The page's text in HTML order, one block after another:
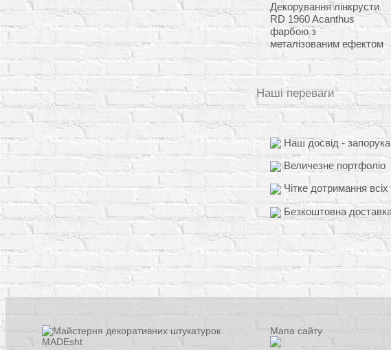
Декорування лінкрусти
RD 1960 Acanthus
фарбою з
металізованим ефектом
Наші переваги
Наш досвід -
Величезне портфоліо
Чітке дотримання всіх
Безкоштовна доставка
Мапа сайту